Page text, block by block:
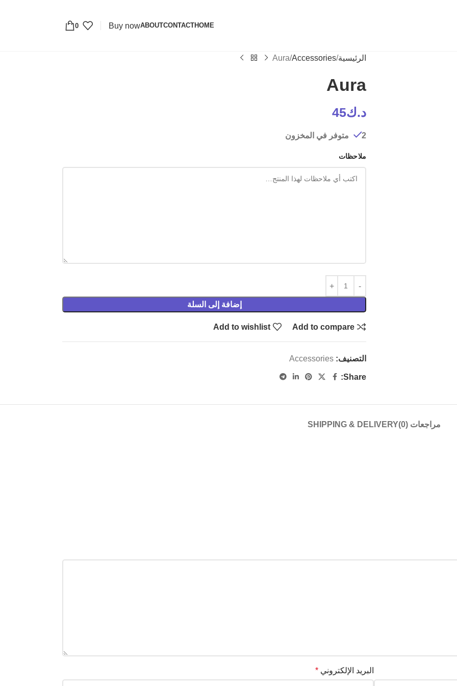
HOME
CONTACT
ABOUT
Buy now
0
الرئيسية Accessories
Aura
Aura
د.ك45
2 متوفر في المخزون
ملاحظات
إضافة إلى السلة
Add to compare
Add to wishlist
التصنيف: Accessories
Share:
مراجعات (0) SHIPPING & DELIVERY
البريد الإلكتروني *